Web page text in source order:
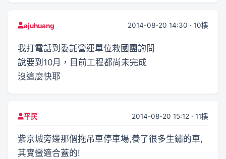
ajuhuang 2014-08-20 14:30 · 10樓
我打電話到委託營運單位救國團詢問
說要到10月，目前工程都尚未完成
沒這麼快耶
平民 2014-08-20 15:12 · 11樓
紫京城旁邊那個拖吊車停車場,養了很多生鏽的車,
其實蠻適合蓋的!